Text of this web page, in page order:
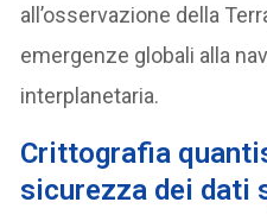
all’osservazione della
emergenze globali alla
interplanetaria.
Crittografia
sicurezza dei dati